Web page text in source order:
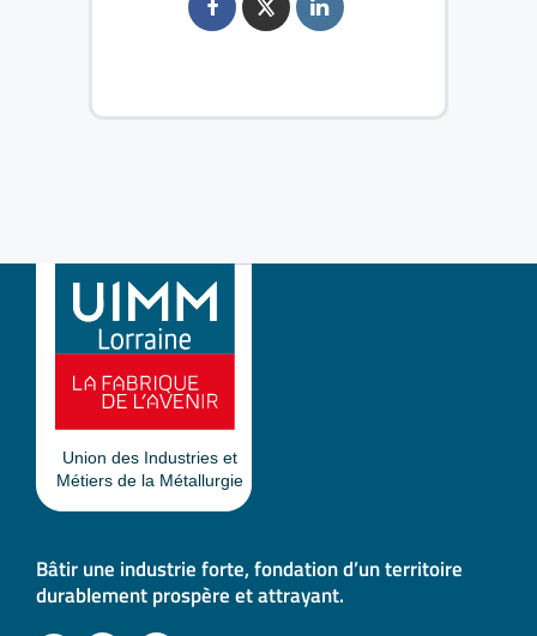
Bâtir une industrie forte, fondation d’un territoire
durablement prospère et attrayant.